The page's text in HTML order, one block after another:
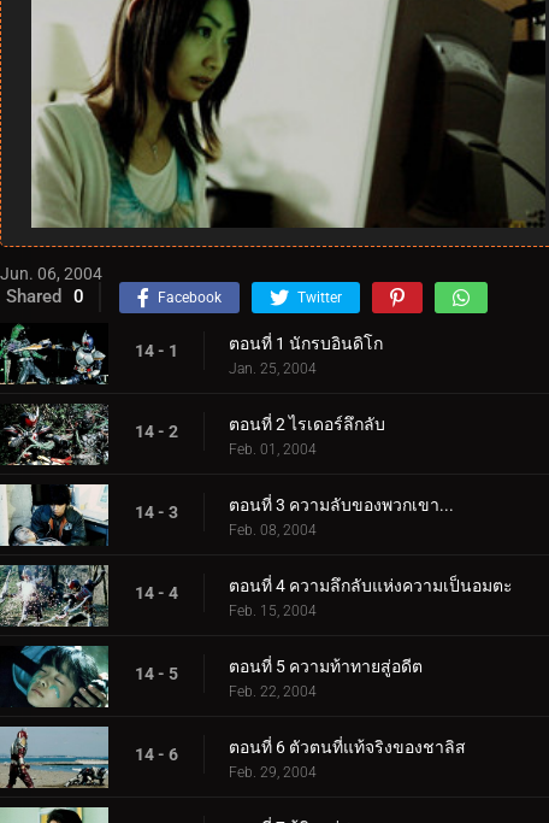
Jun. 06, 2004
Shared 0 Facebook Twitter
14 - 1 ตอนที่ 1 นักรบอินดิโก
Jan. 25, 2004
14 - 2 ตอนที่ 2 ไรเดอร์ลึกลับ
Feb. 01, 2004
14 - 3 ตอนที่ 3 ความลับของพวกเขา...
Feb. 08, 2004
14 - 4 ตอนที่ 4 ความลึกลับแห่งความเป็นอมตะ
Feb. 15, 2004
14 - 5 ตอนที่ 5 ความท้าทายสู่อดีต
Feb. 22, 2004
14 - 6 ตอนที่ 6 ตัวตนที่แท้จริงของชาลิส
Feb. 29, 2004